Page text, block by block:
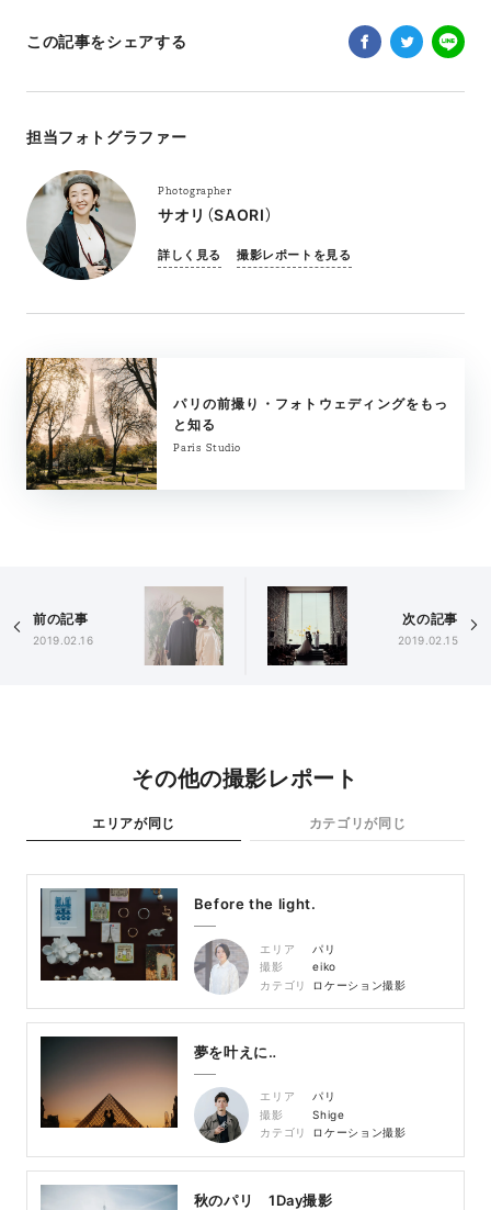
この記事をシェアする
担当フォトグラファー
Photographer
サオリ（SAORI）
詳しく見る 撮影レポートを見る
パリの前撮り・フォトウェディングをもっ
と知る
Paris Studio
前の記事
2019.02.16
次の記事
2019.02.15
その他の撮影レポート
エリアが同じ カテゴリが同じ
Before the light.
エリア
パリ
撮影
eiko
カテゴリ
ロケーション撮影
夢を叶えに‥
エリア
パリ
撮影
Shige
カテゴリ
ロケーション撮影
秋のパリ 1Day撮影